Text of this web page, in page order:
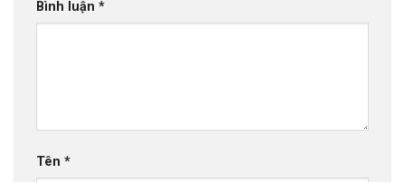
Bình luận *
Tên *